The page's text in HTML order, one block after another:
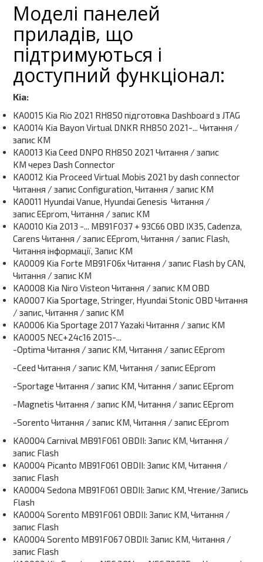
Моделі панелей
приладів, що
підтримуються і
доступний функціонал:
Kia:
KA0015 Kia Rio 2021 RH850 підготовка Dashboard з JTAG
KA0014 Kia Bayon Virtual DNKR RH850 2021-... Читання /
запис KM
KA0013 Kia Ceed DNPO RH850 2021 Читання / запис
KM через Dash Connector
KA0012 Kia Proceed Virtual Mobis 2021 by dash connector
Читання / запис Configuration, Читання / запис KM
KA0011 Hyundai Vanue, Hyundai Genesis Читання /
запис EEprom, Читання / запис KM
KA0010 Kia 2013 -... MB91F037 + 93C66 OBD IX35, Cadenza,
Carens Читання / запис EEprom, Читання / запис Flash,
Читання інформації, Запис KM
KA0009 Kia Forte MB91F06x Читання / запис Flash by CAN,
Читання / запис KM
KA0008 Kia Niro Visteon Читання / запис KM OBD
KA0007 Kia Sportage, Stringer, Hyundai Stonic OBD Читання
/ запис, Читання / запис KM
KA0006 Kia Sportage 2017 Yazaki Читання / запис KM
KA0005 NEC+24c16 2015-...
-Optima Читання / запис KM, Читання / запис EEprom
-Ceed Читання / запис KM, Читання / запис EEprom
-Sportage Читання / запис KM, Читання / запис EEprom
-Magnetis Читання / запис KM, Читання / запис EEprom
-Sorento Читання / запис KM, Читання / запис EEprom
KA0004 Carnival MB91F061 OBDII: Запис KM, Читання /
запис Flash
KA0004 Picanto MB91F061 OBDII: Запис KM, Читання /
запис Flash
KA0004 Sedona MB91F061 OBDII: Запис KM, Чтение/Запись
Flash
KA0004 Sorento MB91F061 OBDII: Запис KM, Читання /
запис Flash
KA0004 Sorento MB91F067 OBDII: Запис KM, Читання /
запис Flash